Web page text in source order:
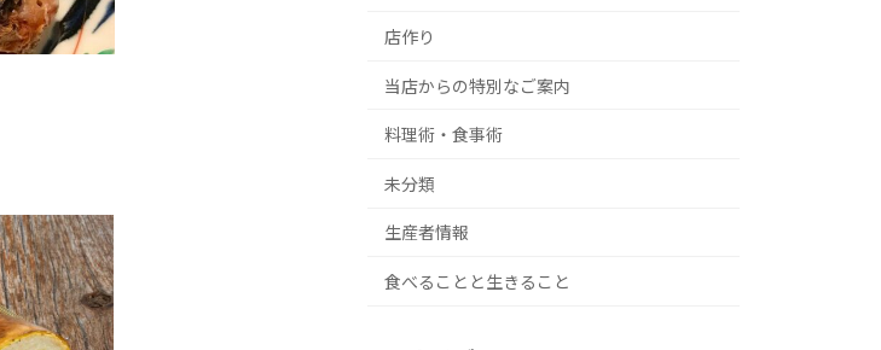
店作り
当店からの特別なご案内
料理術・食事術
未分類
生産者情報
食べることと生きること